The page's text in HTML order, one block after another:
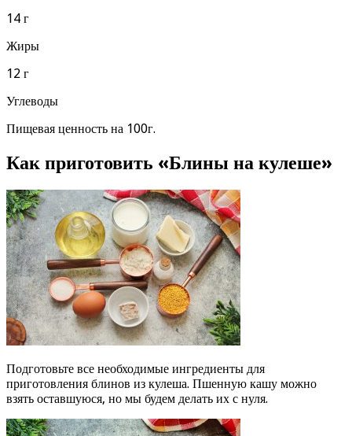
14 г
Жиры
12 г
Углеводы
Пищевая ценность на 100г.
Как приготовить «Блины на кулеше»
Подготовьте все необходимые ингредиенты для
приготовления блинов из кулеша. Пшенную кашу можно
взять оставшуюся, но мы будем делать их с нуля.